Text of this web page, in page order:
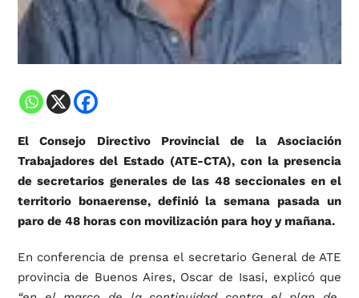
El Consejo Directivo Provincial de la Asociación
Trabajadores del Estado (ATE-CTA), con la presencia
de secretarios generales de las 48 seccionales en el
territorio bonaerense, definió la semana pasada un
paro de 48 horas con movilización para hoy y mañana.
En conferencia de prensa el secretario General de ATE
provincia de Buenos Aires, Oscar de Isasi, explicó que